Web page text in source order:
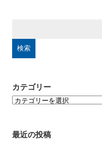
カテゴリー
カ
リ
ー
最近の投稿